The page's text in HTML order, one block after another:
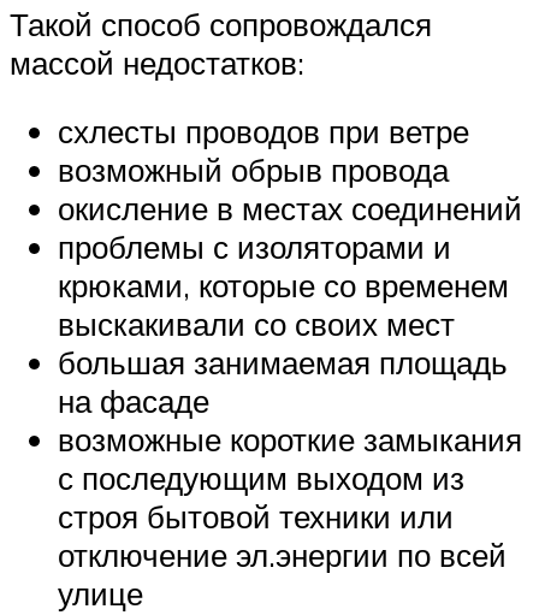
Такой способ сопровождался
массой недостатков:
схлесты проводов при ветре
возможный обрыв провода
окисление в местах соединений
проблемы с изоляторами и
крюками, которые со временем
выскакивали со своих мест
большая занимаемая площадь
на фасаде
возможные короткие замыкания
с последующим выходом из
строя бытовой техники или
отключение эл.энергии по всей
улице